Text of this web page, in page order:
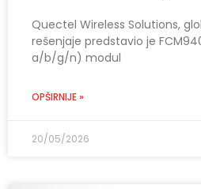
Quectel Wireless Solutions,
rešenjaje predstavio je
a/b/g/n) modul
OPŠIRNIJE »
20/05/2026